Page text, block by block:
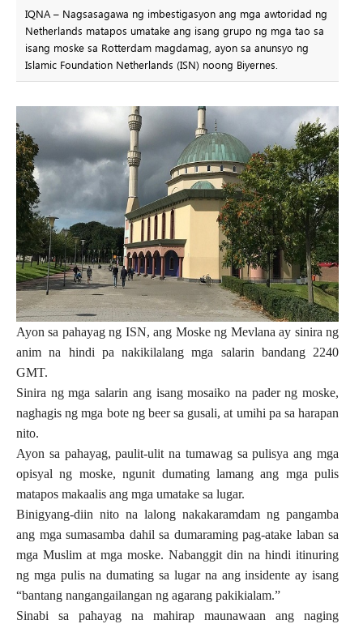
IQNA – Nagsasagawa ng imbestigasyon ang mga awtoridad ng
Netherlands matapos umatake ang isang grupo ng mga tao sa
isang moske sa Rotterdam magdamag, ayon sa anunsyo ng
Islamic Foundation Netherlands (ISN) noong Biyernes.
Ayon sa pahayag ng ISN, ang Moske ng Mevlana ay sinira ng
anim na hindi pa nakikilalang mga salarin bandang 2240
GMT.
Sinira ng mga salarin ang isang mosaiko na pader ng moske,
naghagis ng mga bote ng beer sa gusali, at umihi pa sa harapan
nito.
Ayon sa pahayag, paulit-ulit na tumawag sa pulisya ang mga
opisyal ng moske, ngunit dumating lamang ang mga pulis
matapos makaalis ang mga umatake sa lugar.
Binigyang-diin nito na lalong nakakaramdam ng pangamba
ang mga sumasamba dahil sa dumaraming pag-atake laban sa
mga Muslim at mga moske. Nabanggit din na hindi itinuring
ng mga pulis na dumating sa lugar na ang insidente ay isang
“bantang nangangailangan ng agarang pakikialam.”
Sinabi sa pahayag na mahirap maunawaan ang naging